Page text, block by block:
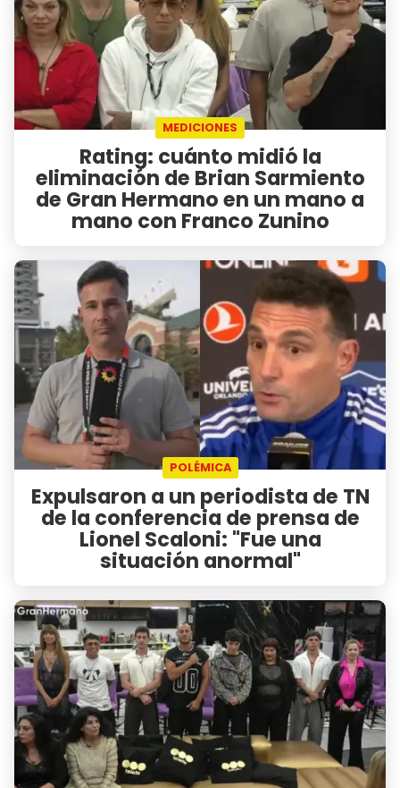
MEDICIONES
Rating: cuánto midió la
eliminación de Brian Sarmiento
de Gran Hermano en un mano a
mano con Franco Zunino
POLÉMICA
Expulsaron a un periodista de TN
de la conferencia de prensa de
Lionel Scaloni: "Fue una
situación anormal"